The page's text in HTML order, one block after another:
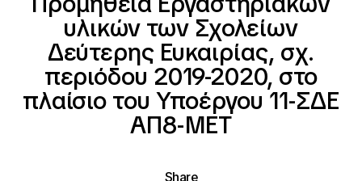
υλικών των Σχολείων
Δεύτερης Ευκαιρίας, σχ.
περιόδου 2019-2020, στο
πλαίσιο του Υποέργου 11-ΣΔΕ
ΑΠ8-MET
Share